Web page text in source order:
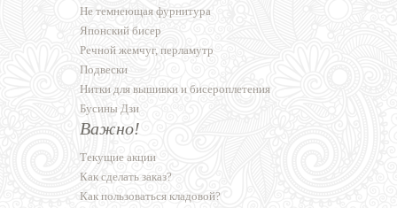
Не темнеющая фурнитура
Японский бисер
Речной жемчуг, перламутр
Подвески
Нитки для вышивки и бисероплетения
Бусины Дзи
Важно!
Текущие акции
Как сделать заказ?
Как пользоваться кладовой?